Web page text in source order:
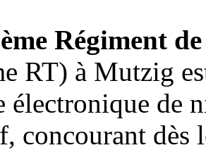
Régiment
RT) à Mutzig
électronique de
concourant dès